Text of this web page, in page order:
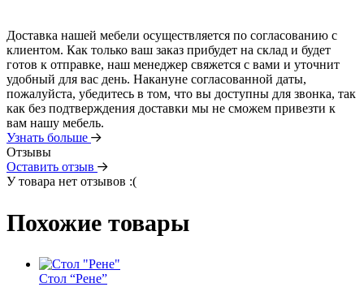
Доставка нашей мебели осуществляется по согласованию с
клиентом. Как только ваш заказ прибудет на склад и будет
готов к отправке, наш менеджер свяжется с вами и уточнит
удобный для вас день. Накануне согласованной даты,
пожалуйста, убедитесь в том, что вы доступны для звонка, так
как без подтверждения доставки мы не сможем привезти к
вам нашу мебель.
Узнать больше
Отзывы
Оставить отзыв
У товара нет отзывов :(
Похожие товары
Стол “Рене”